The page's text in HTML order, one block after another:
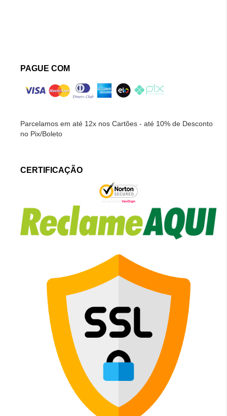
PAGUE COM
Parcelamos em até 12x nos Cartões - até 10% de Desconto
no Pix/Boleto
CERTIFICAÇÃO